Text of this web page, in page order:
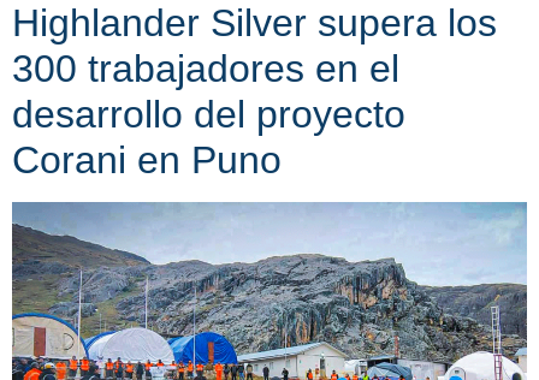
Highlander Silver supera los
300 trabajadores en el
desarrollo del proyecto
Corani en Puno